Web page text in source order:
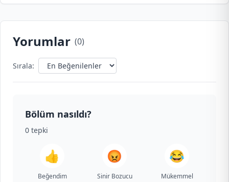
Yorumlar (0)
Sırala:
Bölüm nasıldı?
0 tepki
👍
Beğendim
😡
Sinir Bozucu
😂
Mükemmel